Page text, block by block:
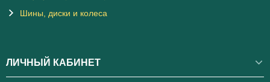
Шины, диски и колеса
ЛИЧНЫЙ КАБИНЕТ